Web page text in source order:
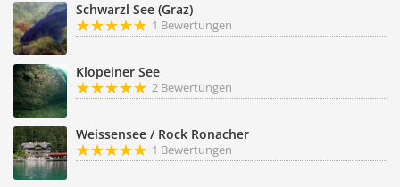
Schwarzl See (Graz)
1 Bewertungen
Klopeiner See
2 Bewertungen
Weissensee / Rock Ronacher
1 Bewertungen